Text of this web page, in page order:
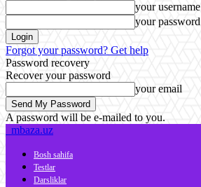
your username
your password
Forgot your password? Get help
Password recovery
Recover your password
your email
A password will be e-mailed to you.
mbaza.uz
Bosh sahifa
Testlar
Darsliklar